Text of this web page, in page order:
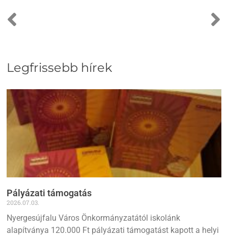
Legfrissebb hírek
Pályázati támogatás
2026.07.03.
Nyergesújfalu Város Önkormányzatától iskolánk
alapítványa 120.000 Ft pályázati támogatást kapott a helyi